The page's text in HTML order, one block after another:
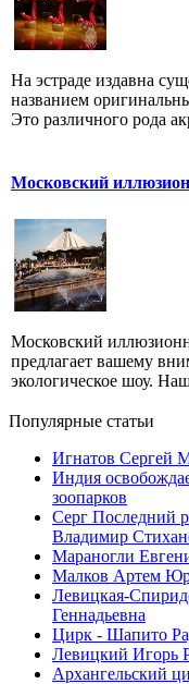
На эстраде издавна
названием
Это различного рода
Московский
Московский
предлагает вашему
экологическое шоу.
Популярные cтатьи
Игнатов Сергей
Индия
зоопарков
Серг Последний
Владимир
Мараногли
Малков Артем
Левицкая-
Геннадьевна
Цирк - Шапито
Левицкий Игорь
Архангельский